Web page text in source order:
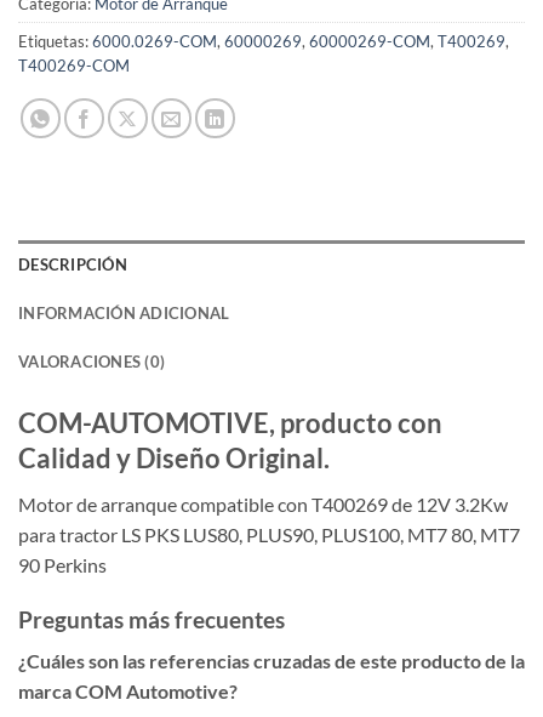
Etiquetas:6000.0269-COM, 60000269, 60000269-COM, T400269,
T400269-COM
DESCRIPCIÓN
INFORMACIÓN ADICIONAL
VALORACIONES (0)
COM-AUTOMOTIVE, producto con
Calidad y Diseño Original.
Motor de arranque compatible con T400269 de 12V 3.2Kw
para tractor LS PKS LUS80, PLUS90, PLUS100, MT7 80, MT7
90 Perkins
Preguntas más frecuentes
¿Cuáles son las referencias cruzadas de este producto de la
marca COM Automotive?